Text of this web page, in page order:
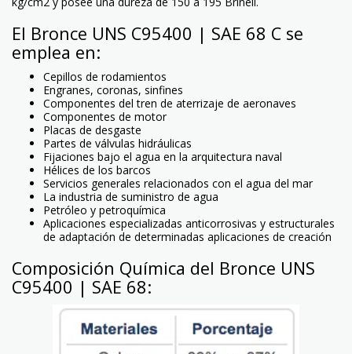
El Bronce UNS C95400 | SAE 68 C se
emplea en:
Cepillos de rodamientos
Engranes, coronas, sinfines
Componentes del tren de aterrizaje de aeronaves
Componentes de motor
Placas de desgaste
Partes de válvulas hidráulicas
Fijaciones bajo el agua en la arquitectura naval
Hélices de los barcos
Servicios generales relacionados con el agua del mar
La industria de suministro de agua
Petróleo y petroquímica
Aplicaciones especializadas anticorrosivas y estructurales
de adaptación de determinadas aplicaciones de creación
Composición Química del Bronce UNS
C95400 | SAE 68: